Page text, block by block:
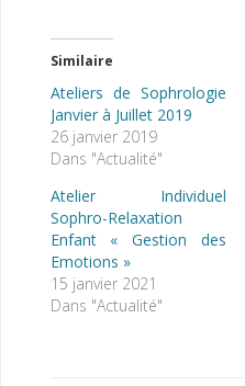
Similaire
Ateliers de Sophrologie
Janvier à Juillet 2019
26 janvier 2019
Dans "Actualité"
Atelier Individuel
Sophro-Relaxation
Enfant « Gestion des
Emotions »
15 janvier 2021
Dans "Actualité"